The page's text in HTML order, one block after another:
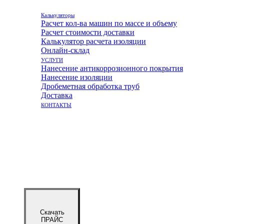
Калькуляторы
Расчет кол-ва машин по массе и объему
Расчет стоимости доставки
Калькулятор расчета изоляции
Онлайн-склад
УСЛУГИ
Нанесение антикоррозионного покрытия
Нанесение изоляции
Дробеметная обработка труб
Доставка
КОНТАКТЫ
Скачать
ПРАЙС